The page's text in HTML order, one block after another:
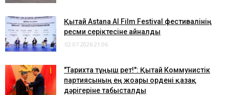
Қытай Astana AI Film Festival фестивалінің
ресми серіктесіне айналды
02.07.2026 21:06
"Тарихта тұңғыш рет!": Қытай Коммунистік
партиясының ең жоғары ордені қазақ
дәрігеріне табысталды